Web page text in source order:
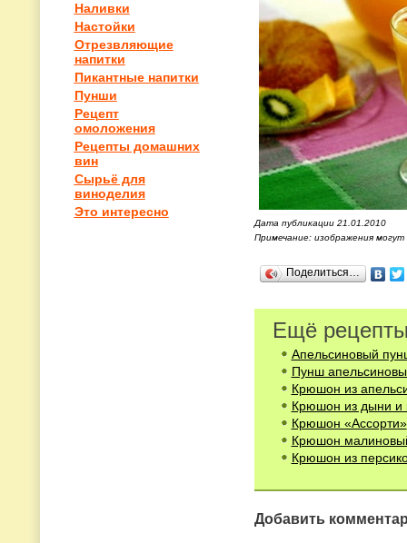
Наливки
Настойки
Отрезвляющие
напитки
Пикантные напитки
Пунши
Рецепт
омоложения
Рецепты домашних
вин
Сырьё для
виноделия
Это интересно
Дата публикации 21.01.2010
Примечание: изображения
Поделиться…
Ещё
Апельсиновый
Пунш
Крюшон из
Крюшон из дыни и
Крюшон «Ассорти»
Крюшон
Крюшон из
Добавить